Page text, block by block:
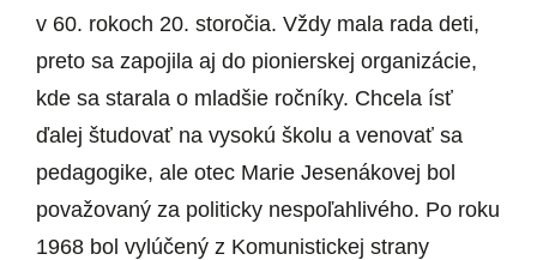
v 60. rokoch 20. storočia. Vždy mala rada deti,
preto sa zapojila aj do pionierskej organizácie,
kde sa starala o mladšie ročníky. Chcela ísť
ďalej študovať na vysokú školu a venovať sa
pedagogike, ale otec Marie Jesenákovej bol
považovaný za politicky nespoľahlivého. Po roku
1968 bol vylúčený z Komunistickej strany